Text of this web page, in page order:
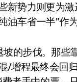
新势力则更为
车省一半”作
的步伐。那些
/增程最终会回